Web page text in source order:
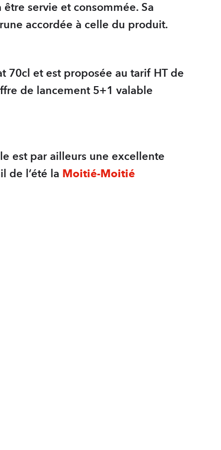
servie et consommée. Sa
accordée à celle du produit.
70cl et est proposée au tarif HT de
de lancement 5+1 valable
est par ailleurs une excellente
de l’été la Moitié-Moitié